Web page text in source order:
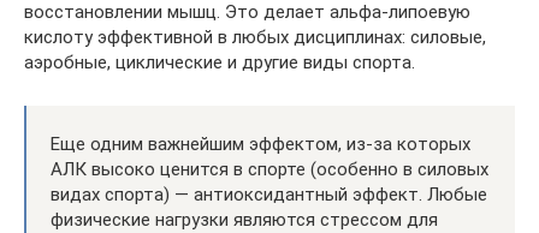
восстановлении мышц. Это делает альфа-липоевую
кислоту эффективной в любых дисциплинах: силовые,
аэробные, циклические и другие виды спорта.
Еще одним важнейшим эффектом, из-за которых
АЛК высоко ценится в спорте (особенно в силовых
видах спорта) — антиоксидантный эффект. Любые
физические нагрузки являются стрессом для